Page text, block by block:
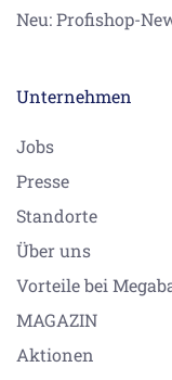
Neu: Profishop-
Unternehmen
Jobs
Presse
Standorte
Über uns
Vorteile bei
MAGAZIN
Aktionen